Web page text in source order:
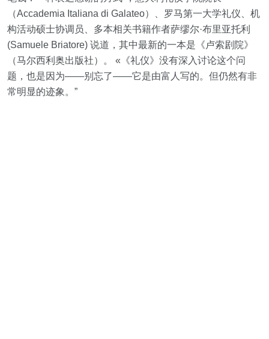
（Accademia Italiana di Galateo）、罗马第一大学礼仪、机
构活动硕士协调员、多本相关书籍作者萨缪尔·布里亚托利
(Samuele Briatore) 说道，其中最新的一本是《卢索剧院》
（马尔西利奥出版社）。 «《礼仪》没有深入讨论这个问
题，也是因为——别忘了——它是由富人写的。但仍然有非
常明显的迹象。”